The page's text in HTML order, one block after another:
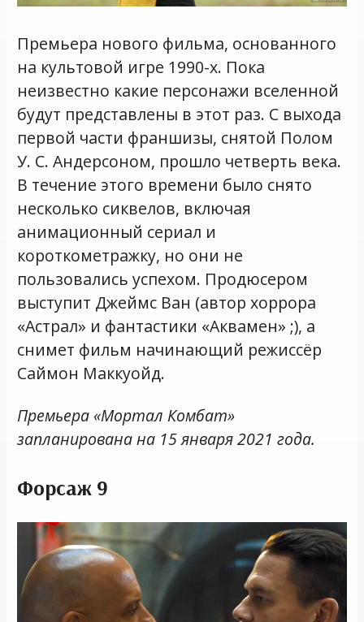
Премьера нового фильма, основанного
на культовой игре 1990-х. Пока
неизвестно какие персонажи вселенной
будут представлены в этот раз. С выхода
первой части франшизы, снятой Полом
У. С. Андерсоном, прошло четверть века.
В течение этого времени было снято
несколько сиквелов, включая
анимационный сериал и
короткометражку, но они не
пользовались успехом. Продюсером
выступит Джеймс Ван (автор хоррора
«Астрал» и фантастики «Аквамен» ;), а
снимет фильм начинающий режиссёр
Саймон Маккуойд.
Премьера «Мортал Комбат»
запланирована на 15 января 2021 года.
Форсаж 9